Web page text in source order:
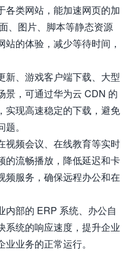
各类网站，能加速网页的加
、图片、脚本等静态资源
的体验，减少等待时间，
新、游戏客户端下载、大型
景，可通过华为云 CDN 的
实现高速稳定的下载，避免
。
视频会议、在线教育等实时
的流畅播放，降低延迟和卡
频服务，确保远程办公和在
内部的 ERP 系统、办公自
系统的响应速度，提升企业
业务的正常运行。